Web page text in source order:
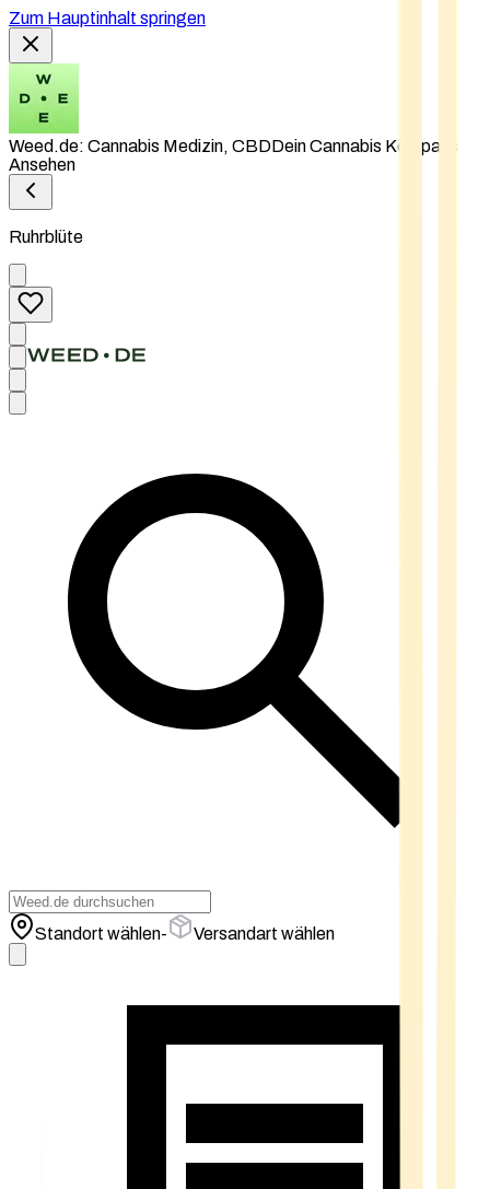
Zum Hauptinhalt springen
Weed.de: Cannabis Medizin, CBDDein Cannabis Kompass
Ansehen
Ruhrblüte
Standort wählen- Versandart wählen